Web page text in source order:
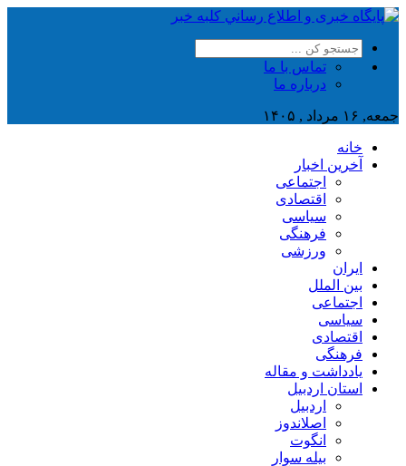
تماس با ما
درباره ما
جمعه, ۱۶ مرداد , ۱۴۰۵
خانه
آخرین اخبار
اجتماعی
اقتصادی
سیاسی
فرهنگی
ورزشی
ایران
بین الملل
اجتماعی
سیاسی
اقتصادی
فرهنگی
یادداشت و مقاله
استان اردبیل
اردبیل
اصلاندوز
انگوت
بیله سوار